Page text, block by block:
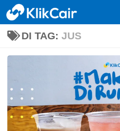
Skip to content
DI TAG: JUS